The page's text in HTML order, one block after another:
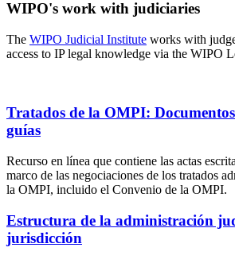
WIPO's work with judiciaries
The WIPO Judicial Institute works with
access to IP legal knowledge via the WIPO
Tratados de la OMPI:
guías
Recurso en línea que contiene las actas
marco de las negociaciones de los tratados
la OMPI, incluido el Convenio de la OMPI.
Estructura de la administración
jurisdicción